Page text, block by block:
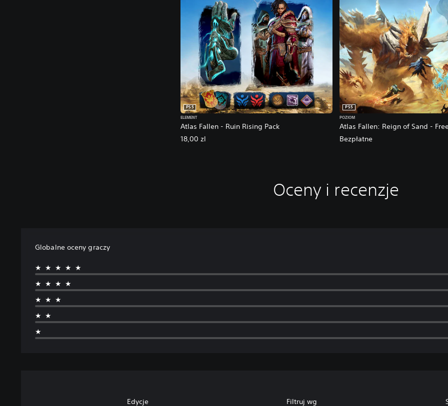
Atlas Fallen - Ruin Rising Pack
PS5
ELEMENT
18,00 zl
Atlas Fallen: Reign of Sand -
PS5
POZIOM
Bezpłatne
Oceny i recenzje
Globalne oceny graczy
★★★★★
★★★★
★★★
★★
★
Edycje Filtruj wg